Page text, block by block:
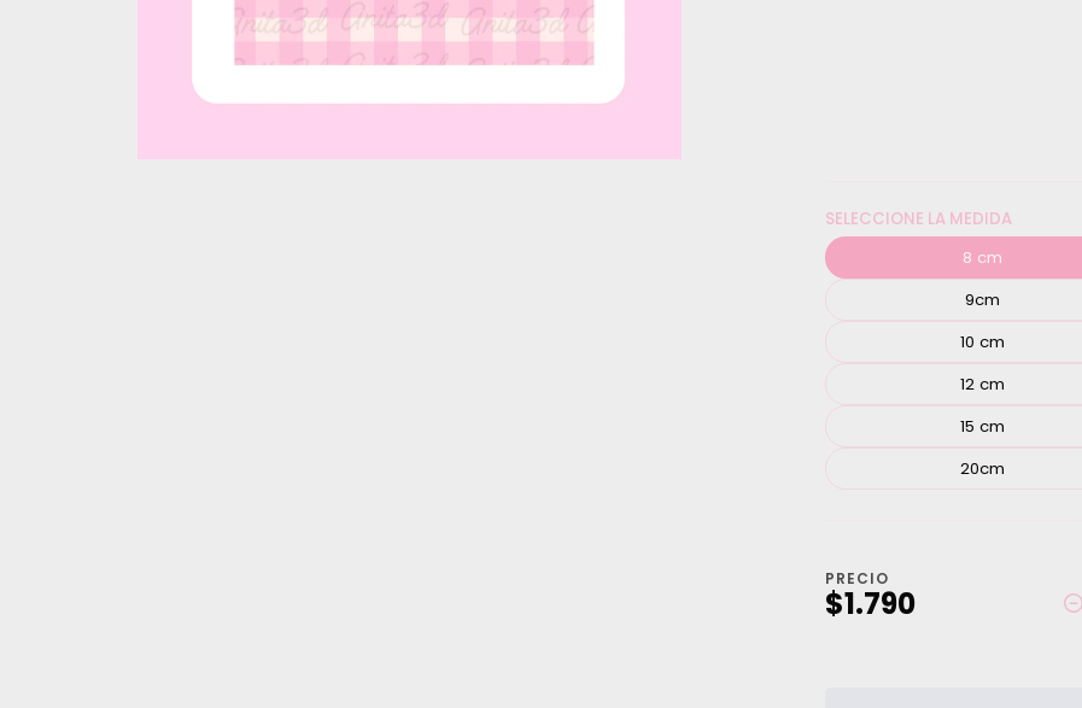
SELECCIONE LA MEDIDA
8 cm
9cm
10 cm
12 cm
15 cm
20cm
PRECIO
$1.790